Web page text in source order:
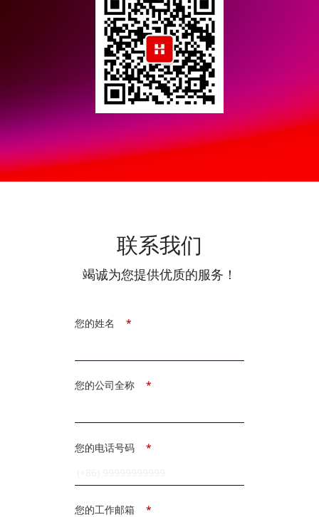
联系我们
竭诚为您提供优质的服务！
*
您的姓名
*
您的公司全称
*
您的电话号码
*
您的工作邮箱